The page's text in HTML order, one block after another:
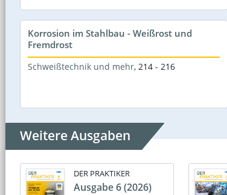
Korrosion im Stahlbau - Weißrost und
Fremdrost
Schweißtechnik und mehr, 214 - 216
Weitere Ausgaben
DER PRAKTIKER
Ausgabe 6 (2026)